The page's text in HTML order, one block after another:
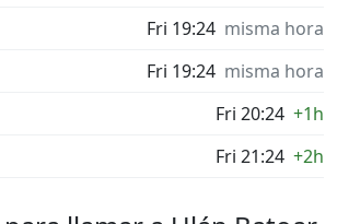
Fri 19:24 misma hora
Fri 19:24 misma hora
Fri 20:24 +1h
Fri 21:24 +2h